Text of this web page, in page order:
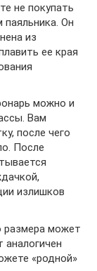
не покупать
паяльника. Он
из
ее края
можно и
Вам
после чего
После
излишков
размера может
аналогичен
«родной»